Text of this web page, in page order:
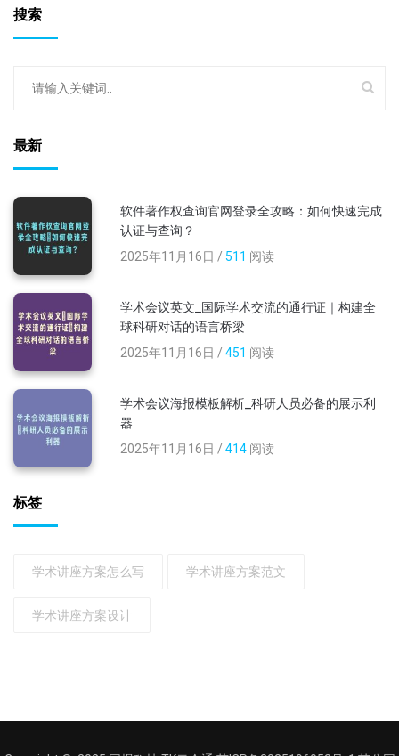
搜索
最新
软件著作权查询官网登录全攻略：如何快速完成
认证与查询？
2025年11月16日 / 511 阅读
学术会议英文_国际学术交流的通行证｜构建全
球科研对话的语言桥梁
2025年11月16日 / 451 阅读
学术会议海报模板解析_科研人员必备的展示利
器
2025年11月16日 / 414 阅读
标签
学术讲座方案怎么写 学术讲座方案范文
学术讲座方案设计